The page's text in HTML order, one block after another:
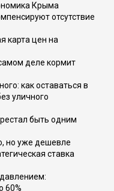
Крыма
отсутствие
карта цен на
деле кормит
как оставаться в
уличного
быть одним
но уже дешевле
ставка
60%